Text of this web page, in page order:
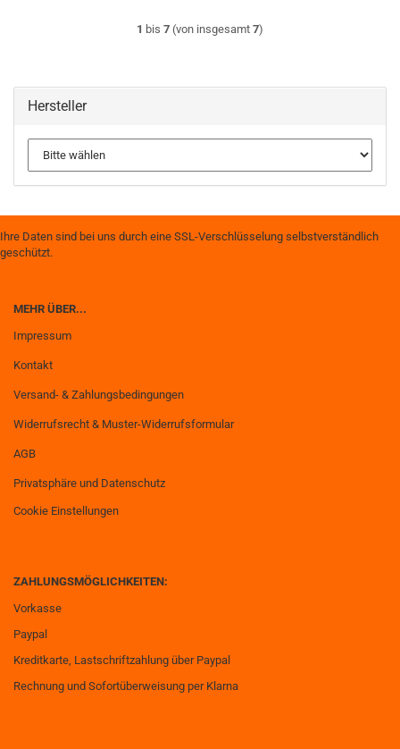
1 bis 7 (von insgesamt 7)
Hersteller
Ihre Daten sind bei uns durch eine SSL-Verschlüsselung selbstverständlich
geschützt.
MEHR ÜBER...
Impressum
Kontakt
Versand- & Zahlungsbedingungen
Widerrufsrecht & Muster-Widerrufsformular
AGB
Privatsphäre und Datenschutz
Cookie Einstellungen
ZAHLUNGSMÖGLICHKEITEN:
Vorkasse
Paypal
Kreditkarte, Lastschriftzahlung über Paypal
Rechnung und Sofortüberweisung per Klarna